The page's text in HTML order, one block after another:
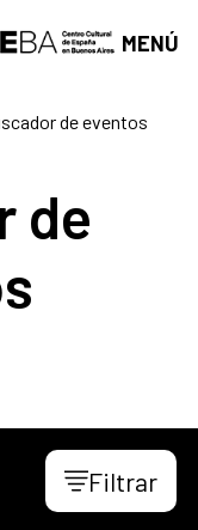
MENÚ
de eventos
de
Filtrar